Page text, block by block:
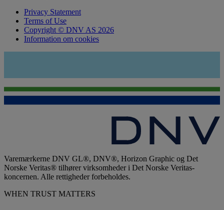
Privacy Statement
Terms of Use
Copyright © DNV AS 2026
Information om cookies
Varemærkerne DNV GL®, DNV®, Horizon Graphic og Det
Norske Veritas® tilhører virksomheder i Det Norske Veritas-
koncernen. Alle rettigheder forbeholdes.
WHEN TRUST MATTERS